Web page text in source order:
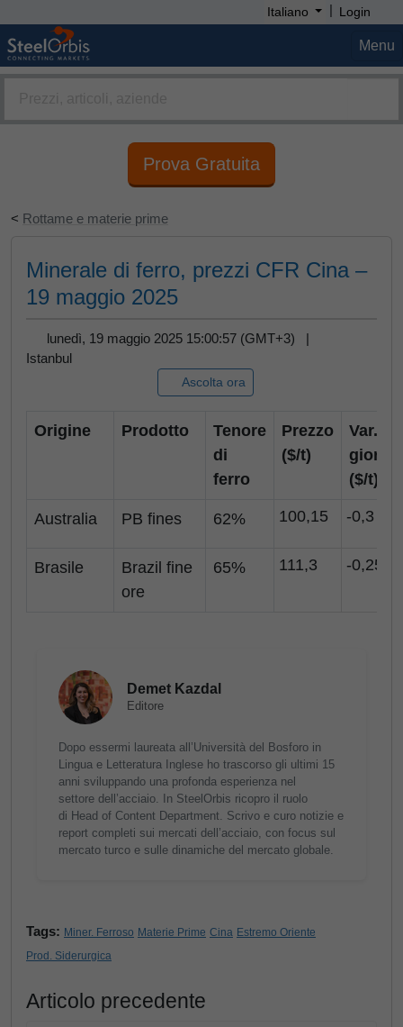
Italiano | Login
Menu
Prova Gratuita
< Rottame e materie prime
Minerale di ferro, prezzi CFR Cina –
19 maggio 2025
lunedì, 19 maggio 2025 15:00:57 (GMT+3) |
Istanbul
Ascolta ora
Origine Prodotto
Tenore
di
ferro
Prezzo
($/t)
Var.
($/t)
Australia PB fines 62% 100,15 -0,3
Brasile
Brazil fine
ore
65% 111,3 -0,25
Demet Kazdal
Editore
Dopo essermi laureata all’Università del Bosforo in
Lingua e Letteratura Inglese ho trascorso gli ultimi 15
anni sviluppando una profonda esperienza nel
settore dell’acciaio. In SteelOrbis ricopro il ruolo
di Head of Content Department. Scrivo e curo notizie e
report completi sui mercati dell’acciaio, con focus sul
mercato turco e sulle dinamiche del mercato globale.
Tags: Miner. Ferroso Materie Prime Cina Estremo Oriente
Prod. Siderurgica
Articolo precedente